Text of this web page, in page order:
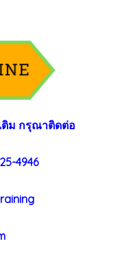
ติม กรุณาติดต่อ
4946